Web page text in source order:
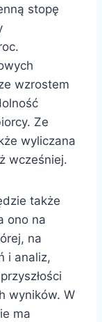
stopę
wzrostem
Ze
wyliczana
wcześniej.
także
ono na
na
i analiz,
wyników. W
ma